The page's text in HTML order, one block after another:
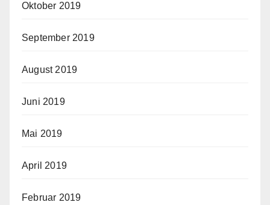
Oktober 2019
September 2019
August 2019
Juni 2019
Mai 2019
April 2019
Februar 2019